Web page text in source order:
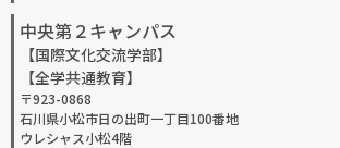
中央第２キャンパス
【国際文化交流学部】
【全学共通教育】
〒923-0868
石川県小松市日の出町一丁目100番地
ウレシャス小松4階